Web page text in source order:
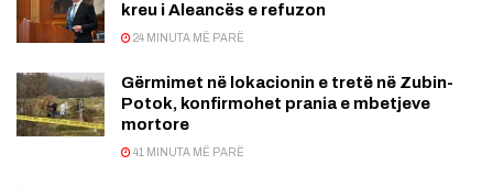
kreu i Aleancës e refuzon
24 MINUTA MË PARË
Gërmimet në lokacionin e tretë në Zubin-
Potok, konfirmohet prania e mbetjeve
mortore
41 MINUTA MË PARË